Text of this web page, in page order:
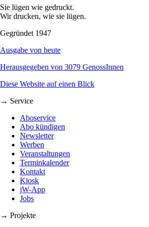
Sie lügen wie gedruckt.
Wir drucken, wie sie lügen.
Gegründet 1947
Ausgabe von heute
Herausgegeben von 3079 GenossInnen
Diese Website auf einen Blick
→ Service
Aboservice
Abo kündigen
Newsletter
Werben
Veranstaltungen
Terminkalender
Kontakt
Kiosk
jW-App
Jobs
→ Projekte